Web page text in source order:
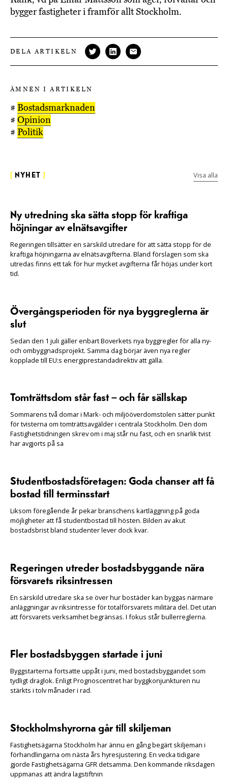
bygger fastigheter i framför allt Stockholm.
DELA ARTIKELN
ÄMNEN I ARTIKELN
# Bostadsmarknaden
# Opinion
# Politik
NYHET Visa alla
Ny utredning ska sätta stopp för kraftiga
höjningar av elnätsavgifter
Regeringen tillsätter en särskild utredare för att sätta stopp för de
kraftiga höjningarna av elnätsavgifterna. Bland förslagen som ska
utredas finns ett tak för hur mycket avgifterna får höjas under kort
tid.
Övergångsperioden för nya byggreglerna är
slut
Sedan den 1 juli gäller enbart Boverkets nya byggregler för alla ny-
och ombyggnadsprojekt. Samma dag börjar även nya regler
kopplade till EU:s energiprestandadirektiv att gälla.
Tomträttsdom står fast – och får sällskap
Sommarens två domar i Mark- och miljööverdomstolen sätter punkt
för tvisterna om tomträttsavgälder i centrala Stockholm. Den dom
Fastighetstidningen skrev om i maj står nu fast, och en snarlik tvist
har avgjorts på sa
Studentbostadsföretagen: Goda chanser att få
bostad till terminsstart
Liksom föregående år pekar branschens kartläggning på goda
möjligheter att få studentbostad till hösten. Bilden av akut
bostadsbrist bland studenter lever dock kvar.
Regeringen utreder bostadsbyggande nära
försvarets riksintressen
En särskild utredare ska se över hur bostäder kan byggas närmare
anläggningar av riksintresse för totalförsvarets militära del. Det utan
att försvarets verksamhet begränsas. I fokus står bullerreglerna.
Fler bostadsbyggen startade i juni
Byggstarterna fortsatte uppåt i juni, med bostadsbyggandet som
tydligt draglok. Enligt Prognoscentret har byggkonjunkturen nu
stärkts i tolv månader i rad.
Stockholmshyrorna går till skiljeman
Fastighetsägarna Stockholm har ännu en gång begärt skiljeman i
förhandlingarna om nästa års hyresjustering. En vecka tidigare
gjorde Fastighetsägarna GFR detsamma. Den kommande riksdagen
uppmanas att ändra lagstiftnin